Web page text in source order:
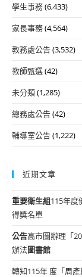
學生事務(6,433)
家長事務(4,564)
教務處公告(3,532)
教師甄選(42)
未分類(1,285)
總務處公告(42)
輔導室公告(1,222)
近期文章
重要衛生組115年度
得獎名單
公告高市圖辦理「
辦法圖書館
轉知115年 度「周